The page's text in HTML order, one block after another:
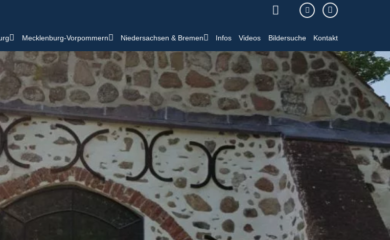
Mecklenburg-Vorpommern Niedersachsen & Bremen Infos Videos Bildersuche Kontakt